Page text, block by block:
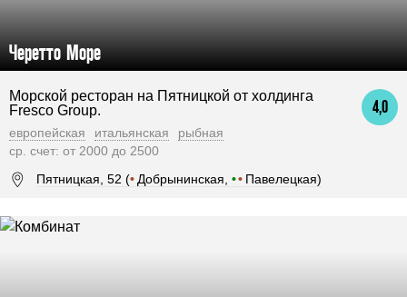
Черетто Море
4,0
Морской ресторан на Пятницкой от холдинга
Fresco Group.
европейская итальянская
рыбная
ср. счет: от 2000 до 2500
Пятницкая, 52 (•Добрынинская, •• Павелецкая)